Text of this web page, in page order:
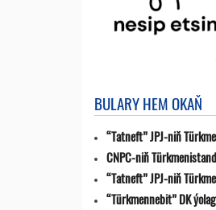
BULARY HEM OKAŇ
“Tatneft” JPJ-niň
CNPC-niň
“Tatneft” JPJ-niň
“Türkmennebit” DK